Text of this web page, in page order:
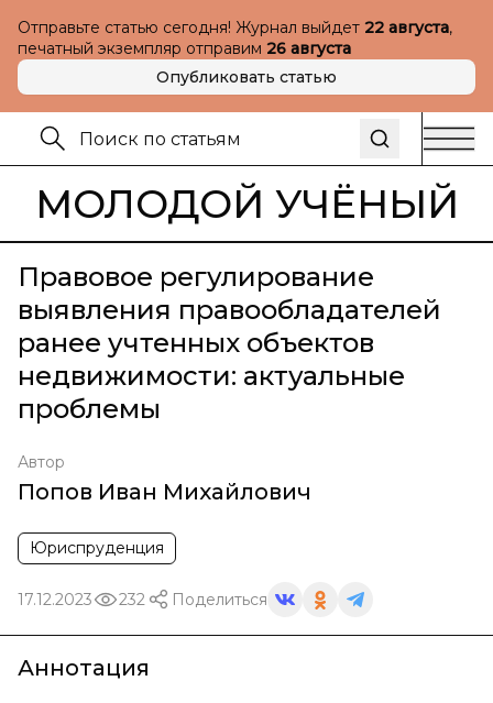
Отправьте статью сегодня! Журнал выйдет 22 августа,
печатный экземпляр отправим 26 августа
Опубликовать статью
МОЛОДОЙ УЧЁНЫЙ
Правовое регулирование
выявления правообладателей
ранее учтенных объектов
недвижимости: актуальные
проблемы
Автор
Попов Иван Михайлович
Юриспруденция
17.12.2023 232 Поделиться
Аннотация